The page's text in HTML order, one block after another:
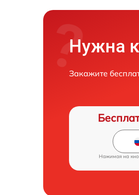
Нужна
Закажите
Нажимая на